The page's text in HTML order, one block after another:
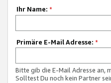
Ihr Name: *
Primäre E-Mail Adresse: *
Bitte gib die E-Mail Adresse an,
Solltest Du noch kein Partner